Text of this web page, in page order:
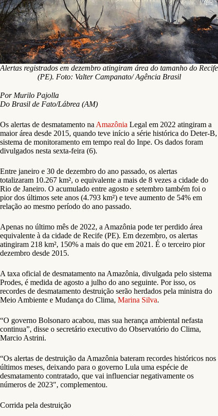
Alertas registrados em dezembro atingiram área do tamanho do Recife
(PE). Foto: Valter Campanato/ Agência Brasil
Por Murilo Pajolla
Do Brasil de Fato/Lábrea (AM)
Os alertas de desmatamento na Amazônia Legal em 2022 atingiram a
maior área desde 2015, quando teve início a série histórica do Deter-B,
sistema de monitoramento em tempo real do Inpe. Os dados foram
divulgados nesta sexta-feira (6).
Entre janeiro e 30 de dezembro do ano passado, os alertas
totalizaram 10.267 km², o equivalente a mais de 8 vezes a cidade do
Rio de Janeiro. O acumulado entre agosto e setembro também foi o
pior dos últimos sete anos (4.793 km²) e teve aumento de 54% em
relação ao mesmo período do ano passado.
Apenas no último mês de 2022, a Amazônia pode ter perdido área
equivalente à da cidade de Recife (PE). Em dezembro, os alertas
atingiram 218 km², 150% a mais do que em 2021. É o terceiro pior
dezembro desde 2015.
A taxa oficial de desmatamento na Amazônia, divulgada pelo sistema
Prodes, é medida de agosto a julho do ano seguinte. Por isso, os
recordes de desmatamento destruição serão herdados pela ministra do
Meio Ambiente e Mudança do Clima, Marina Silva.
“O governo Bolsonaro acabou, mas sua herança ambiental nefasta
continua”, disse o secretário executivo do Observatório do Clima,
Marcio Astrini.
“Os alertas de destruição da Amazônia bateram recordes históricos nos
últimos meses, deixando para o governo Lula uma espécie de
desmatamento contratado, que vai influenciar negativamente os
números de 2023″, complementou.
Corrida pela destruição